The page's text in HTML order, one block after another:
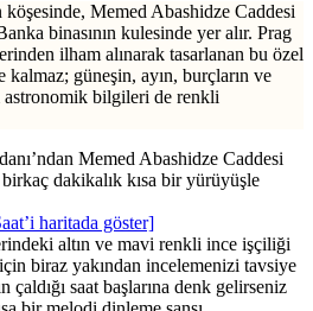
köşesinde, Memed Abashidze Caddesi
binasının kulesinde yer alır. Prag
ilham alınarak tasarlanan bu özel
kalmaz; güneşin, ayın, burçların ve
astronomik bilgileri de renkli
Memed Abashidze Caddesi
dakikalık kısa bir yürüyüşle
haritada göster]
altın ve mavi renkli ince işçiliği
biraz yakından incelemenizi tavsiye
çaldığı saat başlarına denk gelirseniz